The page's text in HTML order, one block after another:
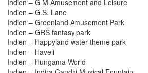
Indien – G M Amusement and Leisure
Indien – G.S. Lane
Indien – Greenland Amusement Park
Indien – GRS fantasy park
Indien – Happyland water theme park
Indien – Haveli
Indien – Hungama World